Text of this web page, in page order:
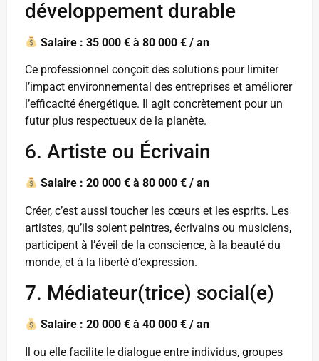
développement durable
Salaire : 35 000 € à 80 000 € / an
Ce professionnel conçoit des solutions pour limiter
l’impact environnemental des entreprises et améliorer
l’efficacité énergétique. Il agit concrètement pour un
futur plus respectueux de la planète.
6. Artiste ou Écrivain
Salaire : 20 000 € à 80 000 € / an
Créer, c’est aussi toucher les cœurs et les esprits. Les
artistes, qu’ils soient peintres, écrivains ou musiciens,
participent à l’éveil de la conscience, à la beauté du
monde, et à la liberté d’expression.
7. Médiateur(trice) social(e)
Salaire : 20 000 € à 40 000 € / an
Il ou elle facilite le dialogue entre individus, groupes